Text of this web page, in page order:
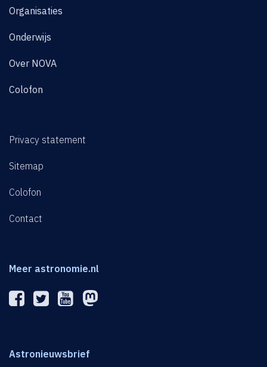
Organisaties
Onderwijs
Over NOVA
Colofon
Privacy statement
Sitemap
Colofon
Contact
Meer astronomie.nl
Astronieuwsbrief